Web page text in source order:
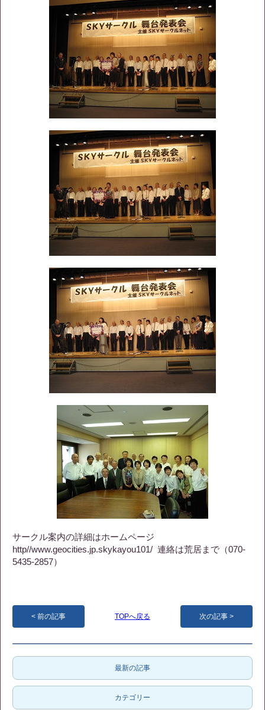
サークル案内の詳細はホームページ
http//www.geocities.jp.skykayou101/ 連絡は荒居まで（070-
5435-2857）
前の記事 TOPへ戻る 次の記事
最新の記事
カテゴリー